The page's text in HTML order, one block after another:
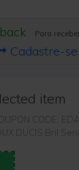
Para
Cadastre-
item
CODE:
DUCIS Bril